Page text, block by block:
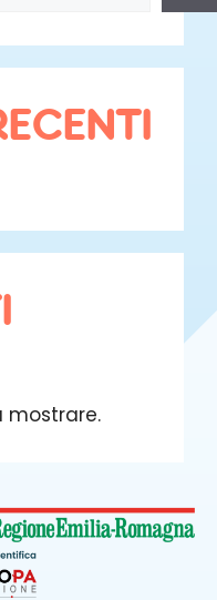
mostrare.